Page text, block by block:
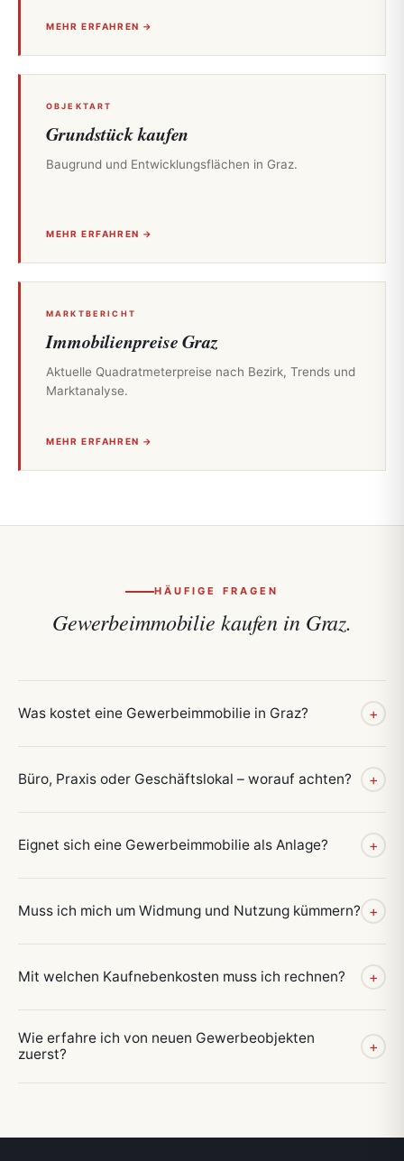
MEHR ERFAHREN →
OBJEKTART
Grundstück kaufen
Baugrund und Entwicklungsflächen in Graz.
MEHR ERFAHREN →
MARKTBERICHT
Immobilienpreise Graz
Aktuelle Quadratmeterpreise nach Bezirk, Trends und
Marktanalyse.
MEHR ERFAHREN →
HÄUFIGE FRAGEN
Gewerbeimmobilie kaufen in Graz.
Was kostet eine Gewerbeimmobilie in Graz? +
Büro, Praxis oder Geschäftslokal – worauf achten? +
Eignet sich eine Gewerbeimmobilie als Anlage? +
Muss ich mich um Widmung und Nutzung kümmern? +
Mit welchen Kaufnebenkosten muss ich rechnen? +
Wie erfahre ich von neuen Gewerbeobjekten
zuerst?
+